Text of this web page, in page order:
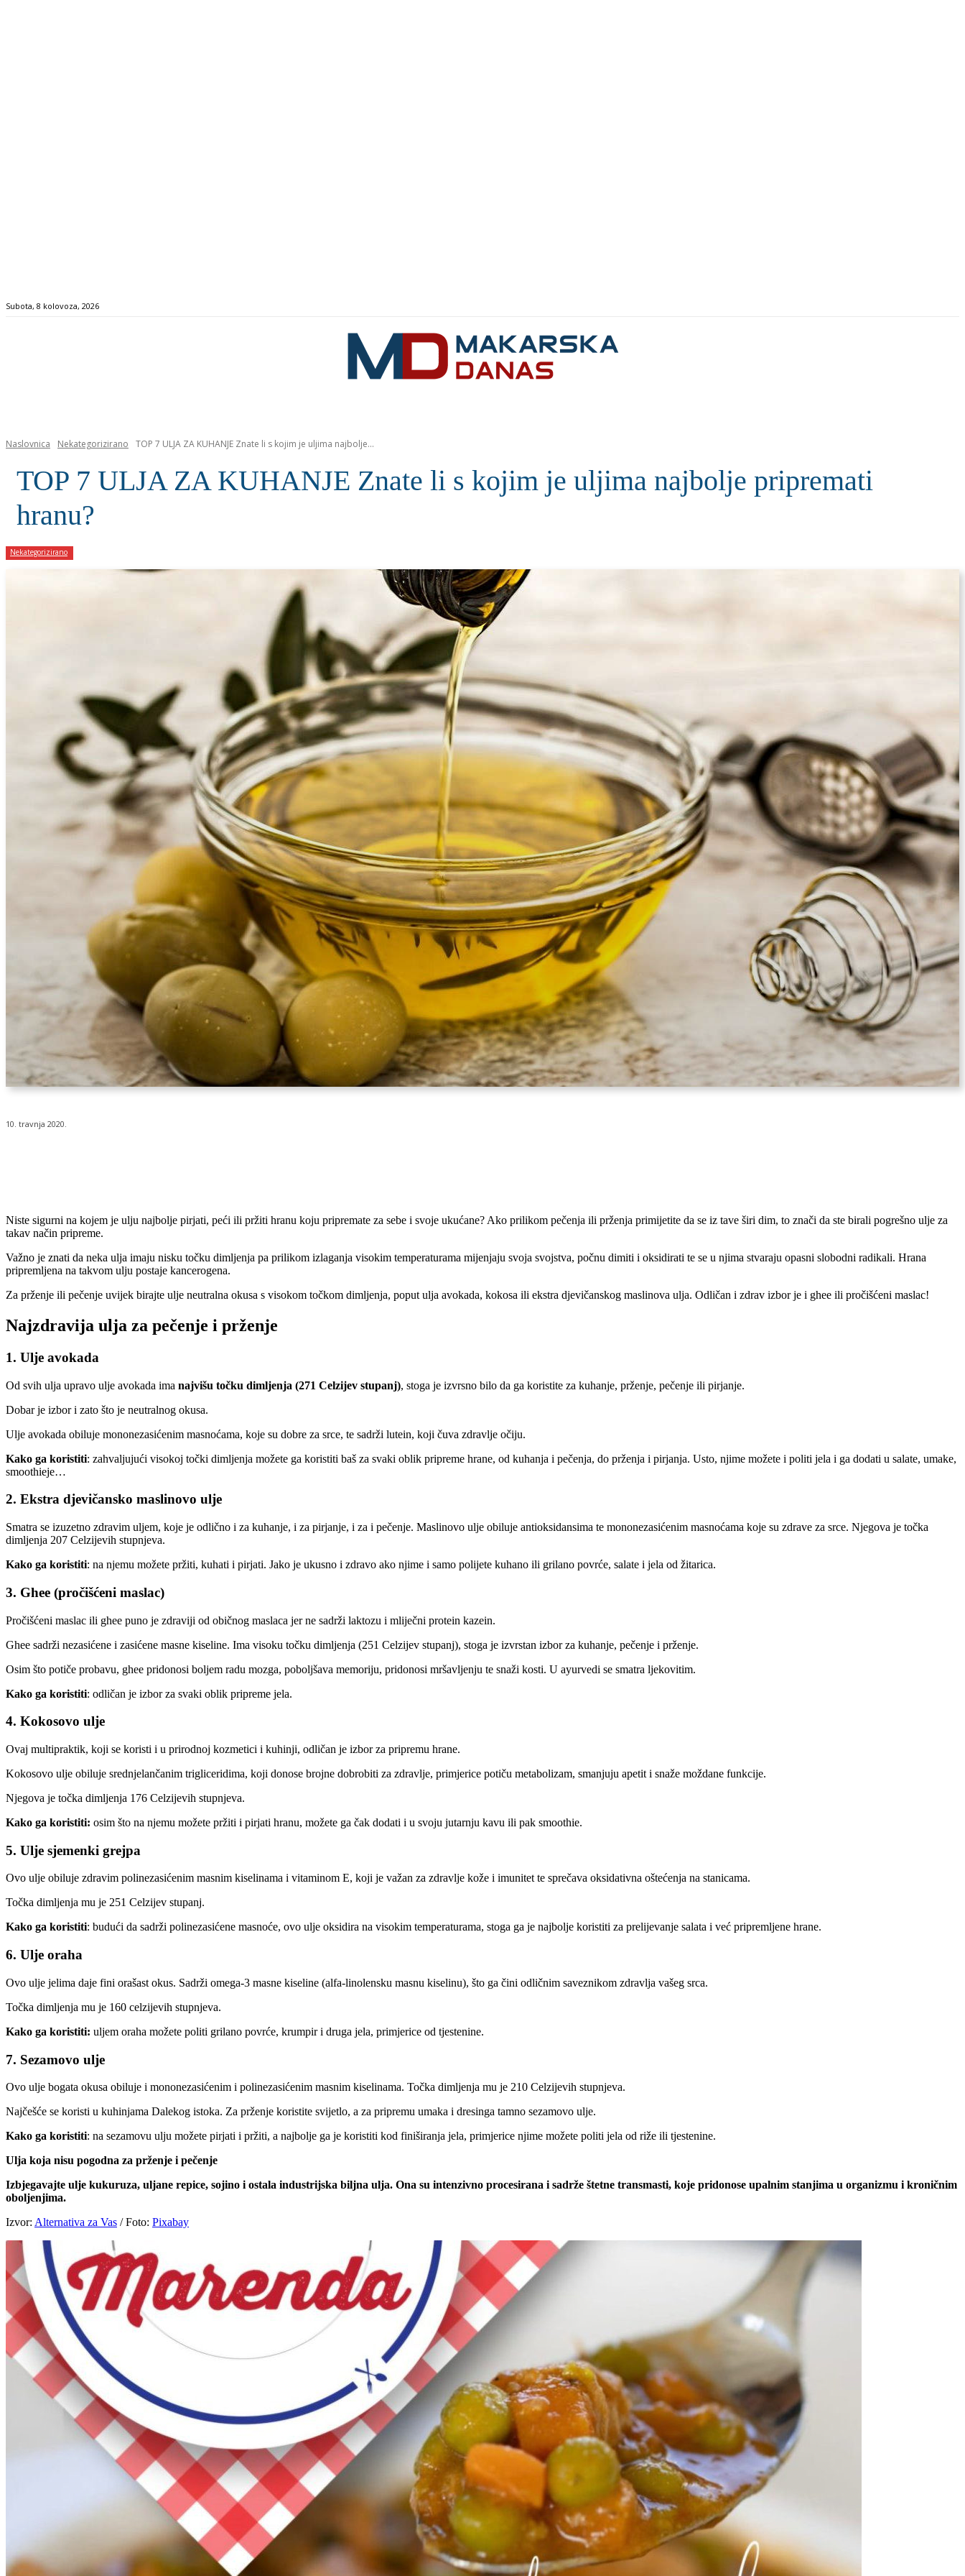
Subota, 8 kolovoza, 2026
Naslovnica Nekategorizirano TOP 7 ULJA ZA KUHANJE Znate li s kojim je uljima najbolje...
TOP 7 ULJA ZA KUHANJE Znate li s kojim je uljima najbolje pripremati
hranu?
Nekategorizirano
10. travnja 2020.
Niste sigurni na kojem je ulju najbolje pirjati, peći ili pržiti hranu koju pripremate za sebe i svoje ukućane? Ako prilikom pečenja ili prženja primijetite da se iz tave širi dim, to znači da ste birali pogrešno ulje za
takav način pripreme.
Važno je znati da neka ulja imaju nisku točku dimljenja pa prilikom izlaganja visokim temperaturama mijenjaju svoja svojstva, počnu dimiti i oksidirati te se u njima stvaraju opasni slobodni radikali. Hrana
pripremljena na takvom ulju postaje kancerogena.
Za prženje ili pečenje uvijek birajte ulje neutralna okusa s visokom točkom dimljenja, poput ulja avokada, kokosa ili ekstra djevičanskog maslinova ulja. Odličan i zdrav izbor je i ghee ili pročišćeni maslac!
Najzdravija ulja za pečenje i prženje
1. Ulje avokada
Od svih ulja upravo ulje avokada ima najvišu točku dimljenja (271 Celzijev stupanj), stoga je izvrsno bilo da ga koristite za kuhanje, prženje, pečenje ili pirjanje.
Dobar je izbor i zato što je neutralnog okusa.
Ulje avokada obiluje mononezasićenim masnoćama, koje su dobre za srce, te sadrži lutein, koji čuva zdravlje očiju.
Kako ga koristiti: zahvaljujući visokoj točki dimljenja možete ga koristiti baš za svaki oblik pripreme hrane, od kuhanja i pečenja, do prženja i pirjanja. Usto, njime možete i politi jela i ga dodati u salate, umake,
smoothieje…
2. Ekstra djevičansko maslinovo ulje
Smatra se izuzetno zdravim uljem, koje je odlično i za kuhanje, i za pirjanje, i za i pečenje. Maslinovo ulje obiluje antioksidansima te mononezasićenim masnoćama koje su zdrave za srce. Njegova je točka
dimljenja 207 Celzijevih stupnjeva.
Kako ga koristiti: na njemu možete pržiti, kuhati i pirjati. Jako je ukusno i zdravo ako njime i samo polijete kuhano ili grilano povrće, salate i jela od žitarica.
3. Ghee (pročišćeni maslac)
Pročišćeni maslac ili ghee puno je zdraviji od običnog maslaca jer ne sadrži laktozu i mliječni protein kazein.
Ghee sadrži nezasićene i zasićene masne kiseline. Ima visoku točku dimljenja (251 Celzijev stupanj), stoga je izvrstan izbor za kuhanje, pečenje i prženje.
Osim što potiče probavu, ghee pridonosi boljem radu mozga, poboljšava memoriju, pridonosi mršavljenju te snaži kosti. U ayurvedi se smatra ljekovitim.
Kako ga koristiti: odličan je izbor za svaki oblik pripreme jela.
4. Kokosovo ulje
Ovaj multipraktik, koji se koristi i u prirodnoj kozmetici i kuhinji, odličan je izbor za pripremu hrane.
Kokosovo ulje obiluje srednjelančanim trigliceridima, koji donose brojne dobrobiti za zdravlje, primjerice potiču metabolizam, smanjuju apetit i snaže moždane funkcije.
Njegova je točka dimljenja 176 Celzijevih stupnjeva.
Kako ga koristiti: osim što na njemu možete pržiti i pirjati hranu, možete ga čak dodati i u svoju jutarnju kavu ili pak smoothie.
5. Ulje sjemenki grejpa
Ovo ulje obiluje zdravim polinezasićenim masnim kiselinama i vitaminom E, koji je važan za zdravlje kože i imunitet te sprečava oksidativna oštećenja na stanicama.
Točka dimljenja mu je 251 Celzijev stupanj.
Kako ga koristiti: budući da sadrži polinezasićene masnoće, ovo ulje oksidira na visokim temperaturama, stoga ga je najbolje koristiti za prelijevanje salata i već pripremljene hrane.
6. Ulje oraha
Ovo ulje jelima daje fini orašast okus. Sadrži omega-3 masne kiseline (alfa-linolensku masnu kiselinu), što ga čini odličnim saveznikom zdravlja vašeg srca.
Točka dimljenja mu je 160 celzijevih stupnjeva.
Kako ga koristiti: uljem oraha možete politi grilano povrće, krumpir i druga jela, primjerice od tjestenine.
7. Sezamovo ulje
Ovo ulje bogata okusa obiluje i mononezasićenim i polinezasićenim masnim kiselinama. Točka dimljenja mu je 210 Celzijevih stupnjeva.
Najčešće se koristi u kuhinjama Dalekog istoka. Za prženje koristite svijetlo, a za pripremu umaka i dresinga tamno sezamovo ulje.
Kako ga koristiti: na sezamovu ulju možete pirjati i pržiti, a najbolje ga je koristiti kod finiširanja jela, primjerice njime možete politi jela od riže ili tjestenine.
Ulja koja nisu pogodna za prženje i pečenje
Izbjegavajte ulje kukuruza, uljane repice, sojino i ostala industrijska biljna ulja. Ona su intenzivno procesirana i sadrže štetne transmasti, koje pridonose upalnim stanjima u organizmu i kroničnim
oboljenjima.
Izvor: Alternativa za Vas / Foto: Pixabay